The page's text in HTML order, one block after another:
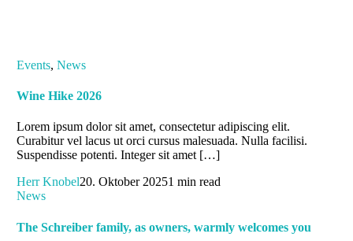
Events,News
Wine Hike 2026
Lorem ipsum dolor sit amet, consectetur adipiscing elit.
Curabitur vel lacus ut orci cursus malesuada. Nulla facilisi.
Suspendisse potenti. Integer sit amet […]
Herr Knobel20. Oktober 20251 min read
News
The Schreiber family, as owners, warmly welcomes you